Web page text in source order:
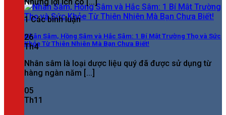
Nhân Sâm, Hồng Sâm và Hắc Sâm: 1 Bí Mật Trường Thọ và Sức
Khỏe Từ Thiên Nhiên Mà Bạn Chưa Biết!
Nhân sâm là loại dược liệu quý đã được sử dụng từ
hàng ngàn năm [...]
05
Th11
1 Các bình luận
26
Th4